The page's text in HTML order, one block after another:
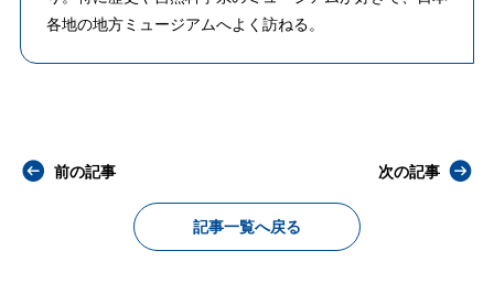
各地の地方ミュージアムへよく訪ねる。
前の記事
記事一覧へ戻る
次の記事